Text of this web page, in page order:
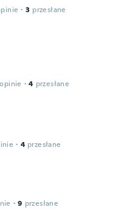
· 3 przesłane
opinie · 4 przesłane
· 4 przesłane
· 9 przesłane